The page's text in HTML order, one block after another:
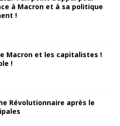
à Macron et à sa politique
!
Macron et les capitalistes !
!
Révolutionnaire après le